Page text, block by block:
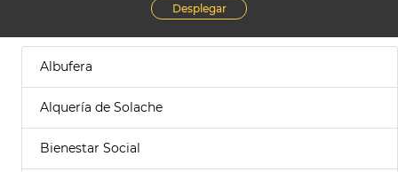
Desplegar
Albufera
Alquería de Solache
Bienestar Social